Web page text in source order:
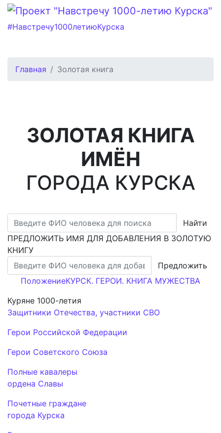
#Навстречу1000летиюКурска
Главная Золотая книга
ЗОЛОТАЯ КНИГА
ИМЁН
ГОРОДА КУРСКА
Найти
ПРЕДЛОЖИТЬ ИМЯ ДЛЯ ДОБАВЛЕНИЯ В ЗОЛОТУЮ
КНИГУ
Предложить
ПоложениеКУРСК. ГЕРОИ. КНИГА МУЖЕСТВА
Куряне 1000-летия
Защитники Отечества, участники СВО
Герои Российской Федерации
Герои Советского Союза
Полные кавалеры
ордена Славы
Почетные граждане
города Курска